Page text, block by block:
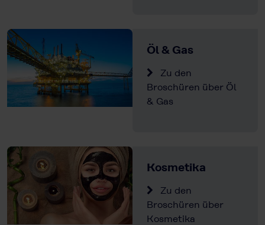
Öl & Gas
Zu den
Broschüren über Öl
& Gas
Kosmetika
Zu den
Broschüren über
Kosmetika